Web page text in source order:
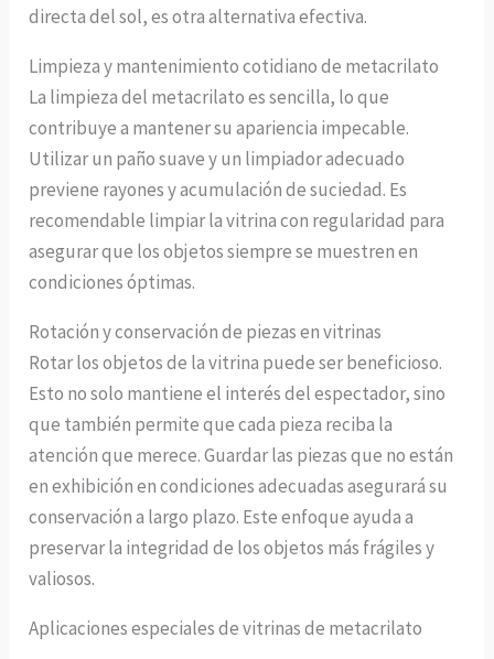
directa del sol, es otra alternativa efectiva.
Limpieza y mantenimiento cotidiano de metacrilato
La limpieza del metacrilato es sencilla, lo que
contribuye a mantener su apariencia impecable.
Utilizar un paño suave y un limpiador adecuado
previene rayones y acumulación de suciedad. Es
recomendable limpiar la vitrina con regularidad para
asegurar que los objetos siempre se muestren en
condiciones óptimas.
Rotación y conservación de piezas en vitrinas
Rotar los objetos de la vitrina puede ser beneficioso.
Esto no solo mantiene el interés del espectador, sino
que también permite que cada pieza reciba la
atención que merece. Guardar las piezas que no están
en exhibición en condiciones adecuadas asegurará su
conservación a largo plazo. Este enfoque ayuda a
preservar la integridad de los objetos más frágiles y
valiosos.
Aplicaciones especiales de vitrinas de metacrilato